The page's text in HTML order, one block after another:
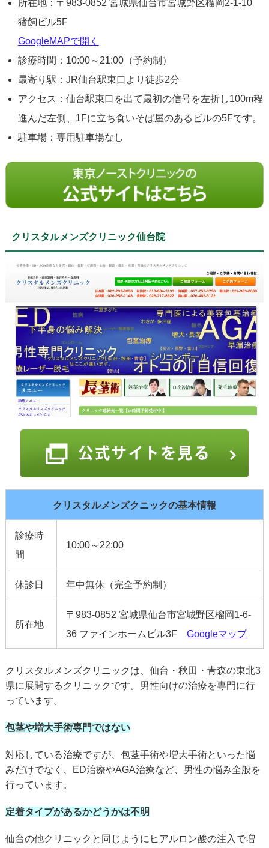
所在地：〒983-0852 宮城県仙台市宮城野区榴岡2-1-10
猪飼ビル5F
GoogleMAPで開く
診療時間：10:00～21:00（予約制）
最寄り駅：JR仙台駅東口より徒歩2分
アクセス：仙台駅東口を出て最初の信号を左折し100m程
進んだ左側、1Fに立ち食いそば屋のあるビルの5Fです。
駐車場：専用駐車場なし
クリスタルメンズクリニック仙台院
クリスタルメンズクニックの基本情報
診療時
間
10:00～22:00
休診日 年中無休（完全予約制）
所在地
〒983-0852 宮城県仙台市宮城野区榴岡1-6-
36 ファインホームビル3F Googleマップ
クリスタルメンズクリニックは、仙台・秋田・青森の東北3
県に展開するクリニックです。男性向けの治療を専門に行
っています。
包茎や増大手術専門ではない
対応している治療ですが、包茎手術や増大手術といった悩
みだけでなく、ED治療やAGA治療など、男性の悩み全般を
行っています。
定着タイプがあるかどうかは不明
仙台の他クリニックと同じようにヒアルロン酸の注入で増